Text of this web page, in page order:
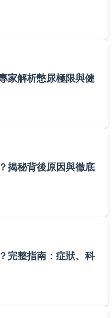
家解析憋尿極限與健
揭秘背後原因與徹底
完整指南：症狀、科